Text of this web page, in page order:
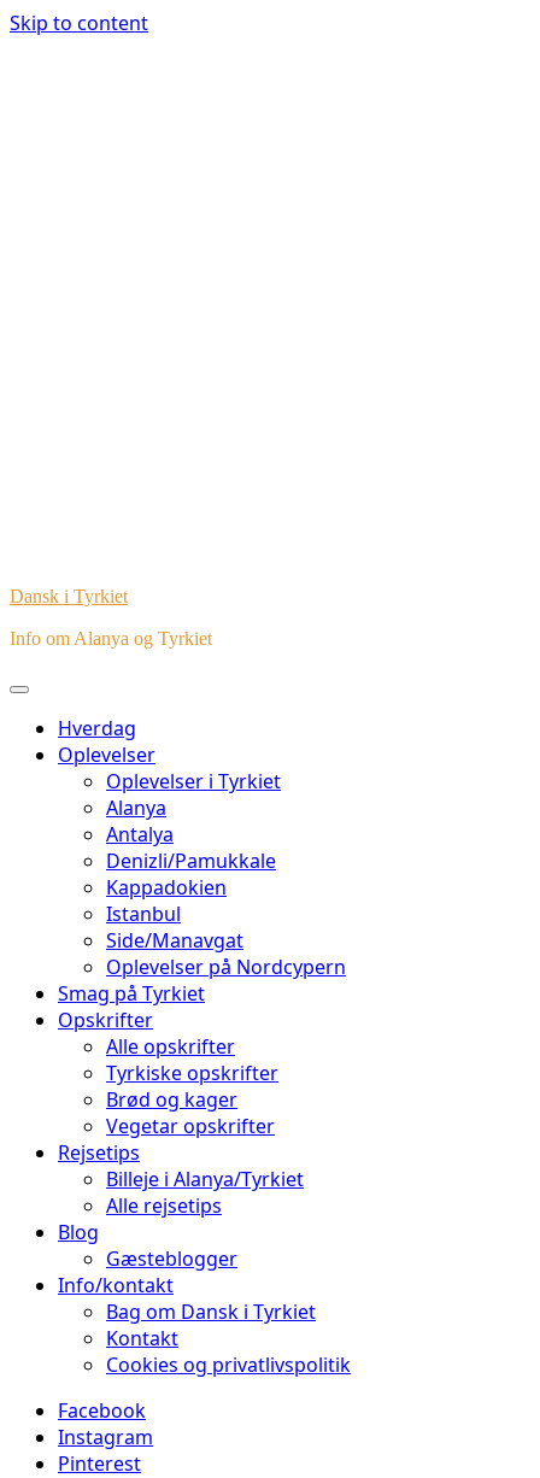
Skip to content
Dansk i Tyrkiet
Info om Alanya og Tyrkiet
Hverdag
Oplevelser
Oplevelser i Tyrkiet
Alanya
Antalya
Denizli/Pamukkale
Kappadokien
Istanbul
Side/Manavgat
Oplevelser på Nordcypern
Smag på Tyrkiet
Opskrifter
Alle opskrifter
Tyrkiske opskrifter
Brød og kager
Vegetar opskrifter
Rejsetips
Billeje i Alanya/Tyrkiet
Alle rejsetips
Blog
Gæsteblogger
Info/kontakt
Bag om Dansk i Tyrkiet
Kontakt
Cookies og privatlivspolitik
Facebook
Instagram
Pinterest